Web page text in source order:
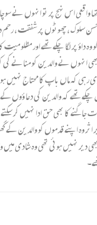
واقعی اس نہج پر تو انہوں نے
سلوک ، چھوٹوں پر شفقت ، رحم
داؤ پر لگا چکے تھے اور مظلو
انہوں نے والدین کو منانے
رہی کہ ماں باپ کا محتاج نہیں
چکے تھے کہ والدین کی دعا ؤوں
کا بھی حق ادا نہیں کر سکتے
اثر وہ اپنے قدموں کو والدین
نہیں ہوئی تھی وہ شادی میں